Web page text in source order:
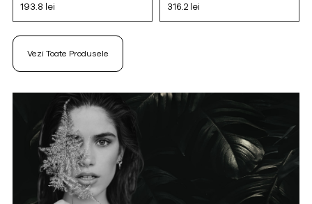
193.8 lei
316.2 lei
Vezi Toate Produsele